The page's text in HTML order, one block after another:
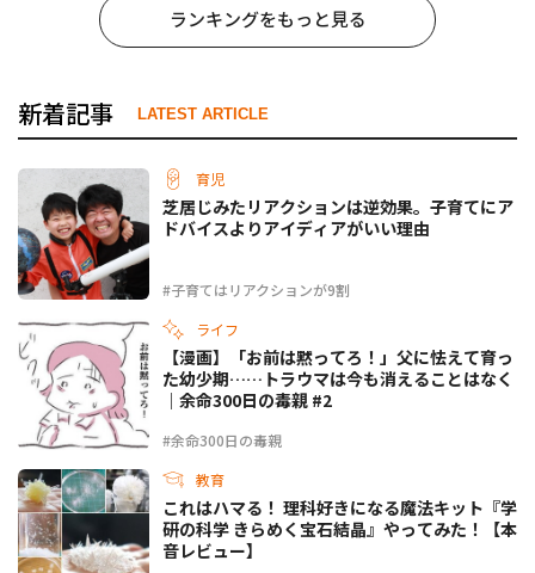
ランキングをもっと見る
新着記事 LATEST ARTICLE
育児
#子育てはリアクションが9割
芝居じみたリアクションは逆効果。子育てにア
ドバイスよりアイディアがいい理由
ライフ
#余命300日の毒親
【漫画】「お前は黙ってろ！」父に怯えて育っ
た幼少期……トラウマは今も消えることはなく
｜余命300日の毒親 #2
教育
これはハマる！ 理科好きになる魔法キット『学
研の科学 きらめく宝石結晶』やってみた！【本
音レビュー】